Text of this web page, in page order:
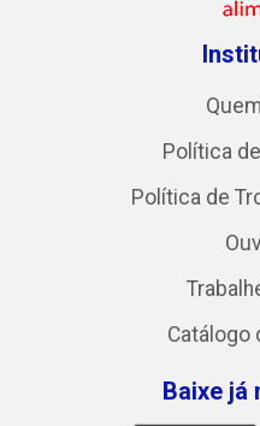
Política
Política de
Catálogo
Baixe já